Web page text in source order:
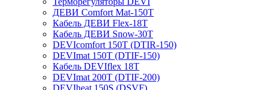
ДЕВИ Comfort Mat-150T
Кабель ДЕВИ Flex-18T
Кабель ДЕВИ Snow-30T
DEVIcomfort 150T (DTIR-150)
DEVImat 150T (DTIF-150)
Кабель DEVIflex 18T
DEVImat 200T (DTIF-200)
DEVIheat 150S (DSVF)